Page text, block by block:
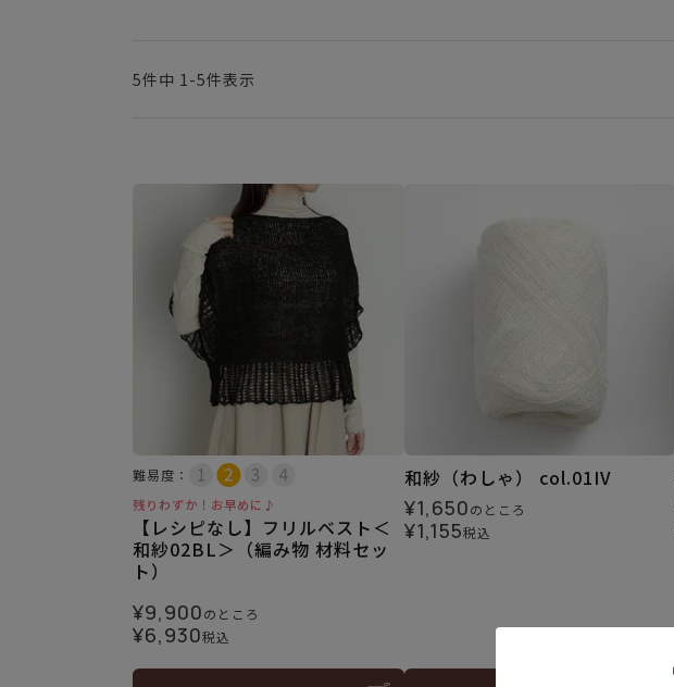
5件中 1 -5件表示
難易度：
残りわずか！お早めに♪
【レシピなし】フリルベスト＜
和紗02BL＞（編み物 材料セッ
ト）
¥9,900のところ
¥6,930税込
和紗（わしゃ） col.01IV
¥1,650のところ
¥1,155税込